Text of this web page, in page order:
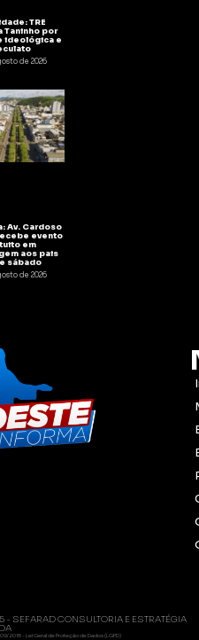
TRE
Taninho por
ideológica e
de 2026
Av. Cardoso
evento
em
aos pais
sábado
de 2026
CONSULTORIA E ESTRATÉGIA
2018 - Lei Geral de Proteção de Dados (LGPD)